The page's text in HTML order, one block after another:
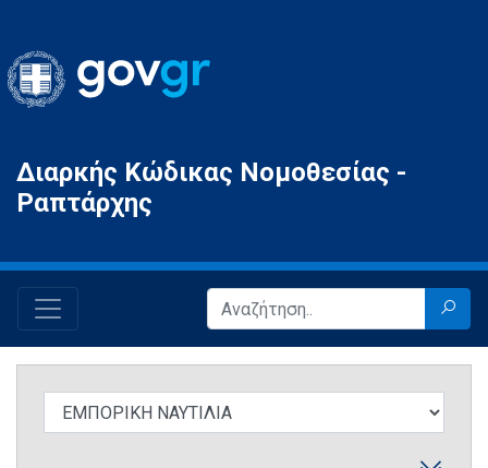
Gov.gr
Διαρκής Κώδικας Νομοθεσίας -
Ραπτάρχης